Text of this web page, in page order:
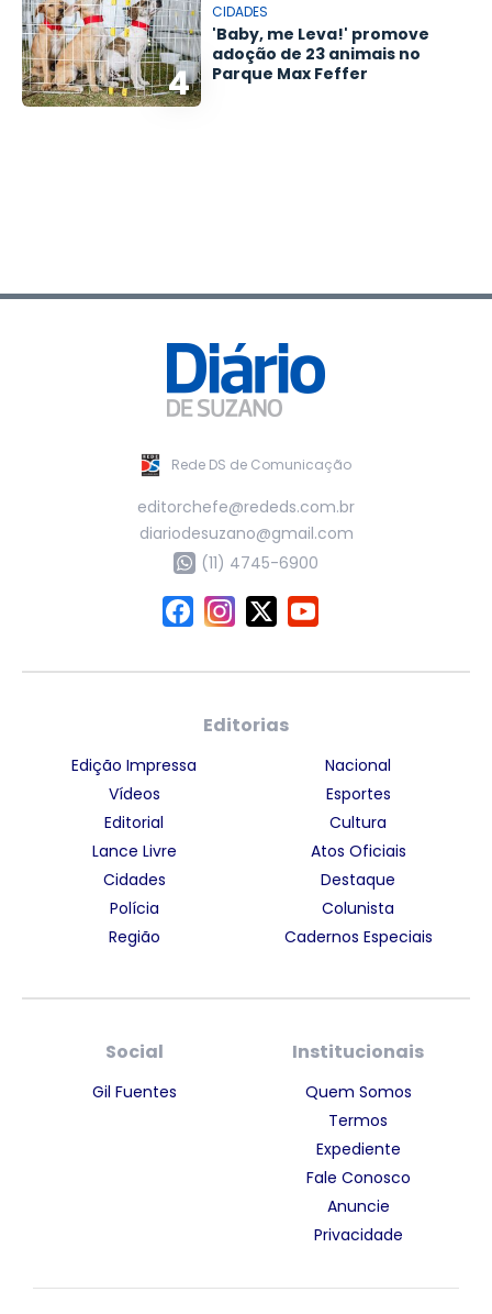
4
CIDADES
'Baby, me Leva!' promove
adoção de 23 animais no
Parque Max Feffer
Rede DS de Comunicação
editorchefe@rededs.com.br
diariodesuzano@gmail.com
(11) 4745-6900
Editorias
Edição Impressa
Vídeos
Editorial
Lance Livre
Cidades
Polícia
Região
Nacional
Esportes
Cultura
Atos Oficiais
Destaque
Colunista
Cadernos Especiais
Social
Gil Fuentes
Institucionais
Quem Somos
Termos
Expediente
Fale Conosco
Anuncie
Privacidade